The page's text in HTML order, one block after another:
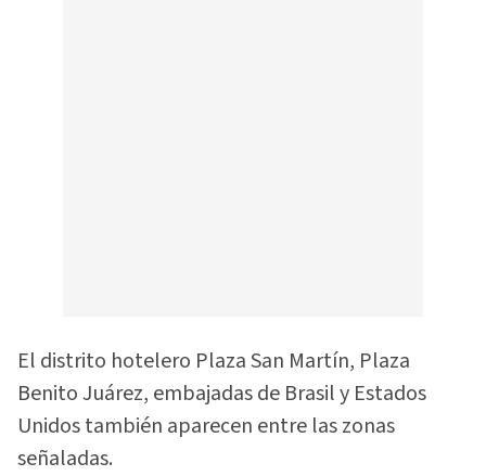
El distrito hotelero Plaza San Martín, Plaza
Benito Juárez, embajadas de Brasil y Estados
Unidos también aparecen entre las zonas
señaladas.